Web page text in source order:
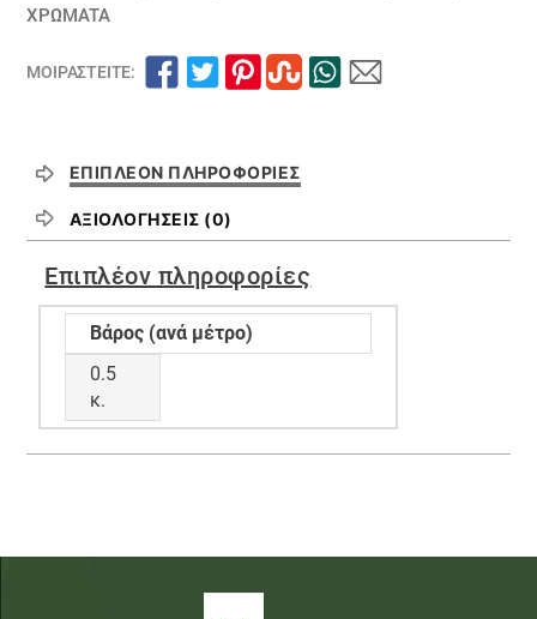
ΧΡΏΜΑΤΑ
ΜΟΙΡΑΣΤΕΊΤΕ:
ΕΠΙΠΛΈΟΝ ΠΛΗΡΟΦΟΡΊΕΣ
ΑΞΙΟΛΟΓΉΣΕΙΣ (0)
Επιπλέον πληροφορίες
Βάρος (ανά μέτρο)
0.5
κ.